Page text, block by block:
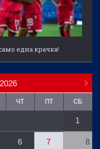
една крачка!
2026
ЧТ ПТ СБ
1
6 7 8